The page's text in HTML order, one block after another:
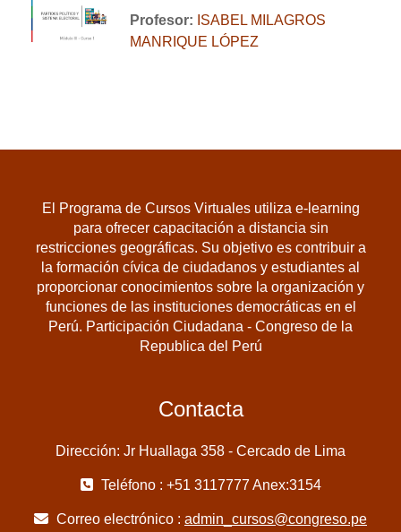
Profesor: ISABEL MILAGROS
MANRIQUE LÓPEZ
El Programa de Cursos Virtuales utiliza e-learning
para ofrecer capacitación a distancia sin
restricciones geográficas. Su objetivo es contribuir a
la formación cívica de ciudadanos y estudiantes al
proporcionar conocimientos sobre la organización y
funciones de las instituciones democráticas en el
Perú. Participación Ciudadana - Congreso de la
Republica del Perú
Contacta
Dirección: Jr Huallaga 358 - Cercado de Lima
Teléfono : +51 3117777 Anex:3154
Correo electrónico : admin_cursos@congreso.pe